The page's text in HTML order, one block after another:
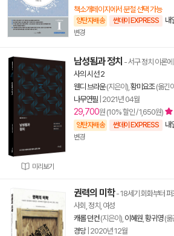
책소개페이지에서 분철 선택 가능
양탄자배송 썬데이 EXPRESS 내
변경
미리보기
남성됨과 정치 - 서구 정치 이론
사의 시선 2
웬디 브라운(지은이), 황미요조(옮긴
나무연필 2021년 04월
29,700원 (10% 할인 / 1,650원)
양탄자배송 썬데이 EXPRESS 내
변경
권력의 미학- 18세기 회화부터 퍼
사회, 정치, 여성
캐롤 던컨(지은이), 이혜원 황귀영(옮
경당| 2020년 12월